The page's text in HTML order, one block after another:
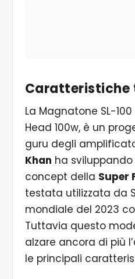
Caratteristiche
La Magnatone SL-
Head 100w, è un
guru degli
Khan ha
concept della Super
testata utilizzata da
mondiale del 2023
Tuttavia questo
alzare ancora di più
le principali